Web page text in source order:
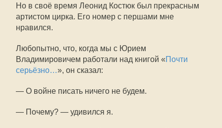
Но в своё время Леонид Костюк был прекрасным
артистом цирка. Его номер с першами мне
нравился.
Любопытно, что, когда мы с Юрием
Владимировичем работали над книгой «Почти
серьёзно…», он сказал:
— О войне писать ничего не будем.
— Почему? — удивился я.